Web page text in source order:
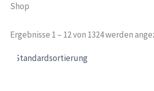
Shop
Ergebnisse 1 – 12 von 1324 werden